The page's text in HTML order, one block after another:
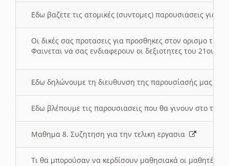
Εδω βαζετε τις ατομικές (συντομες) παρουσιασεις για
Οι δικές σας προτασεις για προσθηκες στον ορισμο
Φαινεται να σας ενδιαφερουν οι δεξιοτητες του 21ου
Εδω δηλώνουμε τη διευθυνση της παρουσίασής μας
Εδω βλέπουμε τις παρουσιασεις που θα γινουν στο
Μαθημα 8. Συζητηση για την τελικη εργασια
Τι θα μπορούσαν να κερδίσουν μαθησιακά οι μαθητές/